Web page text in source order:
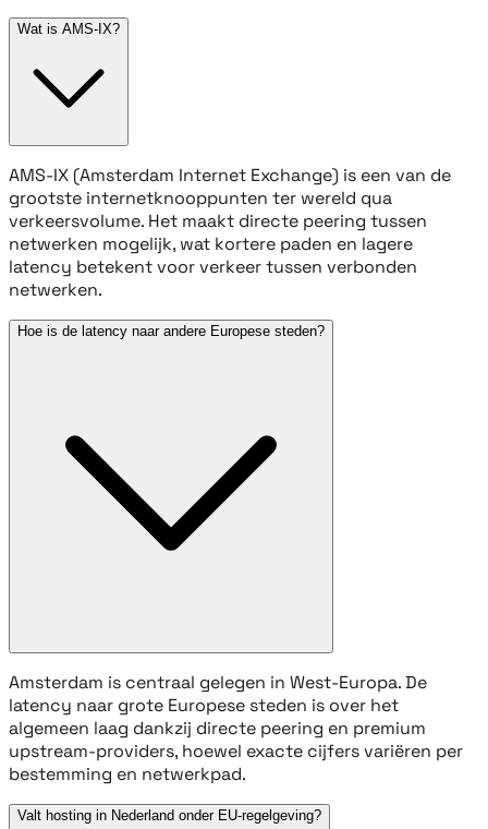
Wat is AMS-IX?
AMS-IX (Amsterdam Internet Exchange) is een van de
grootste internetknooppunten ter wereld qua
verkeersvolume. Het maakt directe peering tussen
netwerken mogelijk, wat kortere paden en lagere
latency betekent voor verkeer tussen verbonden
netwerken.
Hoe is de latency naar andere Europese steden?
Amsterdam is centraal gelegen in West-Europa. De
latency naar grote Europese steden is over het
algemeen laag dankzij directe peering en premium
upstream-providers, hoewel exacte cijfers variëren per
bestemming en netwerkpad.
Valt hosting in Nederland onder EU-regelgeving?